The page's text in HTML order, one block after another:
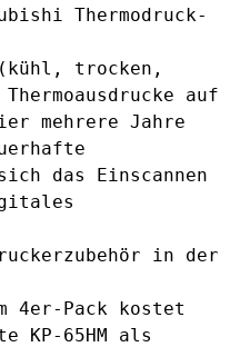
Thermodruck-
trocken,
auf
mehrere Jahre
das Einscannen
in der
4er-Pack kostet
KP-65HM als